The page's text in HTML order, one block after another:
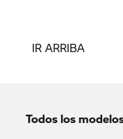
IR ARRIBA
Todos los